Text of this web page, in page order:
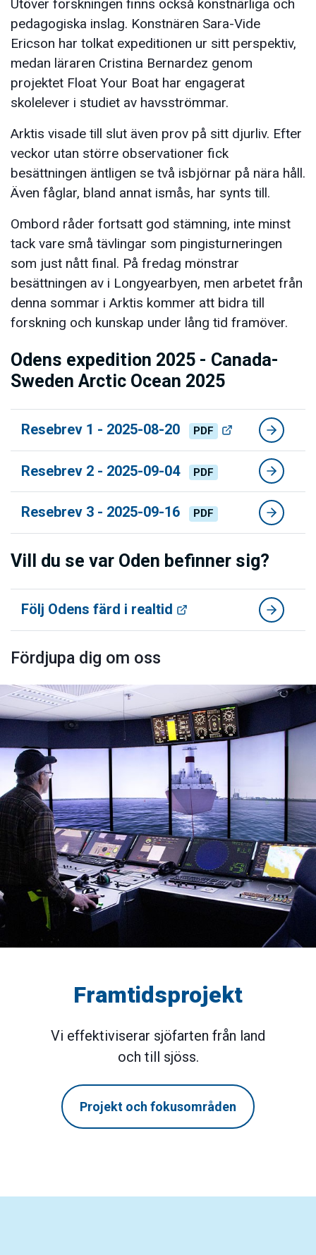
Utöver forskningen finns också konstnärliga och
pedagogiska inslag. Konstnären Sara-Vide
Ericson har tolkat expeditionen ur sitt perspektiv,
medan läraren Cristina Bernardez genom
projektet Float Your Boat har engagerat
skolelever i studiet av havsströmmar.
Arktis visade till slut även prov på sitt djurliv. Efter
veckor utan större observationer fick
besättningen äntligen se två isbjörnar på nära håll.
Även fåglar, bland annat ismås, har synts till.
Ombord råder fortsatt god stämning, inte minst
tack vare små tävlingar som pingisturneringen
som just nått final. På fredag mönstrar
besättningen av i Longyearbyen, men arbetet från
denna sommar i Arktis kommer att bidra till
forskning och kunskap under lång tid framöver.
Odens expedition 2025 - Canada-
Sweden Arctic Ocean 2025
Resebrev 1 - 2025-08-20 PDF
Resebrev 2 - 2025-09-04 PDF
Resebrev 3 - 2025-09-16 PDF
Vill du se var Oden befinner sig?
Följ Odens färd i realtid
Fördjupa dig om oss
Framtidsprojekt
Vi effektiviserar sjöfarten från land
och till sjöss.
Projekt och fokusområden